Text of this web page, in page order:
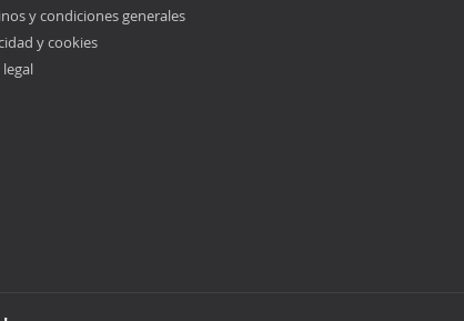
y condiciones generales
y cookies